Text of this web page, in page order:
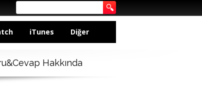
iTunes Diğer
Hakkında